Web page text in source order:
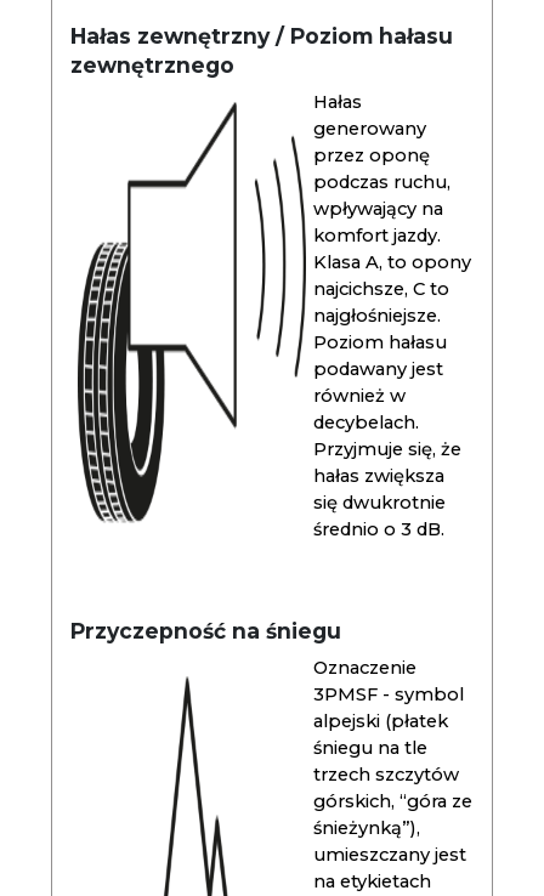
Hałas zewnętrzny / Poziom hałasu
zewnętrznego
Hałas
generowany
przez oponę
podczas ruchu,
wpływający na
komfort jazdy.
Klasa A, to opony
najcichsze, C to
najgłośniejsze.
Poziom hałasu
podawany jest
również w
decybelach.
Przyjmuje się, że
hałas zwiększa
się dwukrotnie
średnio o 3 dB.
Przyczepność na śniegu
Oznaczenie
3PMSF - symbol
alpejski (płatek
śniegu na tle
trzech szczytów
górskich, “góra ze
śnieżynką”),
umieszczany jest
na etykietach